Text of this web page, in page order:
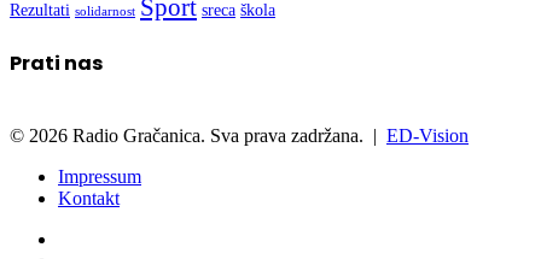
Rezultati solidarnost Sport sreca škola
Prati nas
© 2026 Radio Gračanica. Sva prava zadržana. | ED-Vision
Impressum
Kontakt